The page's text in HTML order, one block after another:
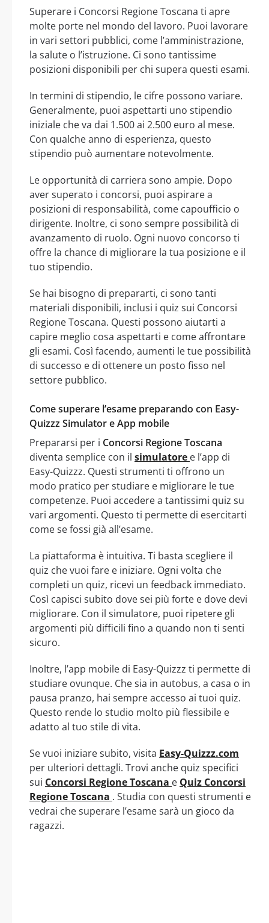
Superare i Concorsi Regione Toscana ti apre
molte porte nel mondo del lavoro. Puoi lavorare
in vari settori pubblici, come l’amministrazione,
la salute o l’istruzione. Ci sono tantissime
posizioni disponibili per chi supera questi esami.
In termini di stipendio, le cifre possono variare.
Generalmente, puoi aspettarti uno stipendio
iniziale che va dai 1.500 ai 2.500 euro al mese.
Con qualche anno di esperienza, questo
stipendio può aumentare notevolmente.
Le opportunità di carriera sono ampie. Dopo
aver superato i concorsi, puoi aspirare a
posizioni di responsabilità, come capoufficio o
dirigente. Inoltre, ci sono sempre possibilità di
avanzamento di ruolo. Ogni nuovo concorso ti
offre la chance di migliorare la tua posizione e il
tuo stipendio.
Se hai bisogno di prepararti, ci sono tanti
materiali disponibili, inclusi i quiz sui Concorsi
Regione Toscana. Questi possono aiutarti a
capire meglio cosa aspettarti e come affrontare
gli esami. Così facendo, aumenti le tue possibilità
di successo e di ottenere un posto fisso nel
settore pubblico.
Come superare l’esame preparando con Easy-
Quizzz Simulator e App mobile
Prepararsi per i Concorsi Regione Toscana
diventa semplice con il simulatore e l’app di
Easy-Quizzz. Questi strumenti ti offrono un
modo pratico per studiare e migliorare le tue
competenze. Puoi accedere a tantissimi quiz su
vari argomenti. Questo ti permette di esercitarti
come se fossi già all’esame.
La piattaforma è intuitiva. Ti basta scegliere il
quiz che vuoi fare e iniziare. Ogni volta che
completi un quiz, ricevi un feedback immediato.
Così capisci subito dove sei più forte e dove devi
migliorare. Con il simulatore, puoi ripetere gli
argomenti più difficili fino a quando non ti senti
sicuro.
Inoltre, l’app mobile di Easy-Quizzz ti permette di
studiare ovunque. Che sia in autobus, a casa o in
pausa pranzo, hai sempre accesso ai tuoi quiz.
Questo rende lo studio molto più flessibile e
adatto al tuo stile di vita.
Se vuoi iniziare subito, visita Easy-Quizzz.com
per ulteriori dettagli. Trovi anche quiz specifici
sui Concorsi Regione Toscana e Quiz Concorsi
Regione Toscana . Studia con questi strumenti e
vedrai che superare l’esame sarà un gioco da
ragazzi.